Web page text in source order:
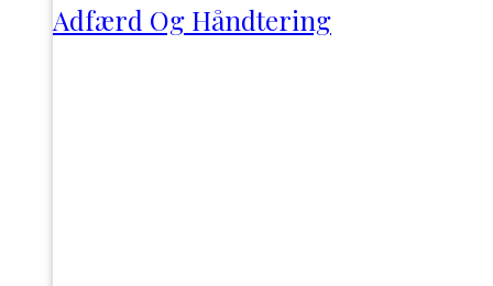
Adfærd Og Håndtering